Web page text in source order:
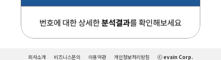
회사소개 비즈니스문의 이용약관 개인정보처리방침 ⓒ evain Corp.